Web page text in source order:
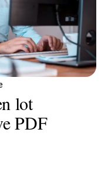
lot
PDF